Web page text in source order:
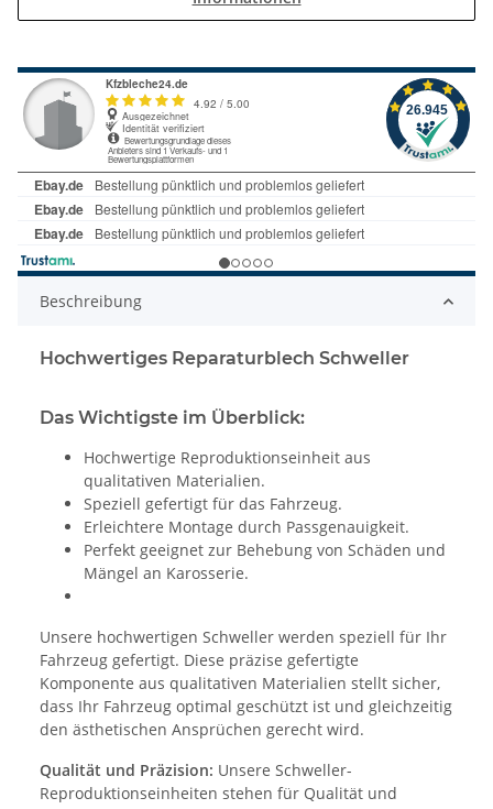
Beschreibung
Hochwertiges Reparaturblech Schweller
Das Wichtigste im Überblick:
Hochwertige Reproduktionseinheit aus
qualitativen Materialien.
Speziell gefertigt für das Fahrzeug.
Erleichtere Montage durch Passgenauigkeit.
Perfekt geeignet zur Behebung von Schäden und
Mängel an Karosserie.
Unsere hochwertigen Schweller werden speziell für Ihr
Fahrzeug gefertigt. Diese präzise gefertigte
Komponente aus qualitativen Materialien stellt sicher,
dass Ihr Fahrzeug optimal geschützt ist und gleichzeitig
den ästhetischen Ansprüchen gerecht wird.
Qualität und Präzision: Unsere Schweller-
Reproduktionseinheiten stehen für Qualität und